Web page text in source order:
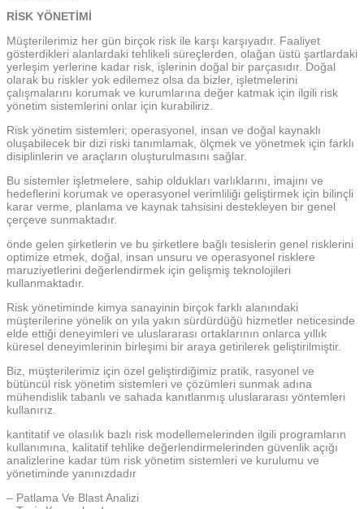
RİSK YÖNETİMİ
Müşterilerimiz her gün birçok risk ile karşı karşıyadır. Faaliyet
gösterdikleri alanlardaki tehlikeli süreçlerden, olağan üstü şartlardaki
yerleşim yerlerine kadar risk, işlerinin doğal bir parçasıdır. Doğal
olarak bu riskler yok edilemez olsa da bizler, işletmelerini
çalışmalarını korumak ve kurumlarına değer katmak için ilgili risk
yönetim sistemlerini onlar için kurabiliriz.
Risk yönetim sistemleri; operasyonel, insan ve doğal kaynaklı
oluşabilecek bir dizi riski tanımlamak, ölçmek ve yönetmek için farklı
disiplinlerin ve araçların oluşturulmasını sağlar.
Bu sistemler işletmelere, sahip oldukları varlıklarını, imajını ve
hedeflerini korumak ve operasyonel verimliliği geliştirmek için bilinçli
karar verme, planlama ve kaynak tahsisini destekleyen bir genel
çerçeve sunmaktadır.
önde gelen şirketlerin ve bu şirketlere bağlı tesislerin genel risklerini
optimize etmek, doğal, insan unsuru ve operasyonel risklere
maruziyetlerini değerlendirmek için gelişmiş teknolojileri
kullanmaktadır.
Risk yönetiminde kimya sanayinin birçok farklı alanındaki
müşterilerine yönelik on yıla yakın sürdürdüğü hizmetler neticesinde
elde ettiği deneyimleri ve uluslararası ortaklarının onlarca yıllık
küresel deneyimlerinin birleşimi bir araya getirilerek geliştirilmiştir.
Biz, müşterilerimiz için özel geliştirdiğimiz pratik, rasyonel ve
bütüncül risk yönetim sistemleri ve çözümleri sunmak adına
mühendislik tabanlı ve sahada kanıtlanmış uluslararası yöntemleri
kullanırız.
kantitatif ve olasılık bazlı risk modellemelerinden ilgili programların
kullanımına, kalitatif tehlike değerlendirmelerinden güvenlik açığı
analizlerine kadar tüm risk yönetim sistemleri ve kurulumu ve
yönetiminde yanınızdadır
– Patlama Ve Blast Analizi